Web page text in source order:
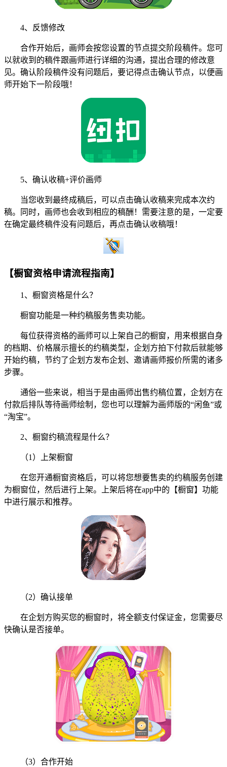
4、反馈修改
合作开始后，画师会按您设置的节点提交阶段稿件。您可
以就收到的稿件跟画师进行详细的沟通，提出合理的修改意
见。确认阶段稿件没有问题后，要记得点击确认节点，以便画
师开始下一阶段哦！
5、确认收稿+评价画师
当您收到最终成稿后，可以点击确认收稿来完成本次约
稿。同时，画师也会收到相应的稿酬！需要注意的是，一定要
在确定最终稿件没有问题后，再点击确认收稿哦！
【橱窗资格申请流程指南】
1、橱窗资格是什么？
橱窗功能是一种约稿服务售卖功能。
每位获得资格的画师可以上架自己的橱窗，用来根据自身
的档期、价格展示擅长的约稿类型，企划方拍下付款后就能够
开始约稿，节约了企划方发布企划、邀请画师报价所需的诸多
步骤。
通俗一些来说，相当于是由画师出售约稿位置，企划方在
付款后排队等待画师绘制，您也可以理解为画师版的“闲鱼”或
“淘宝”。
2、橱窗约稿流程是什么？
（1）上架橱窗
在您开通橱窗资格后，可以将您想要售卖的约稿服务创建
为橱窗位，然后进行上架。上架后将在app中的【橱窗】功能
中进行展示和推荐。
（2）确认接单
在企划方购买您的橱窗时，将全额支付保证金，您需要尽
快确认是否接单。
（3）合作开始